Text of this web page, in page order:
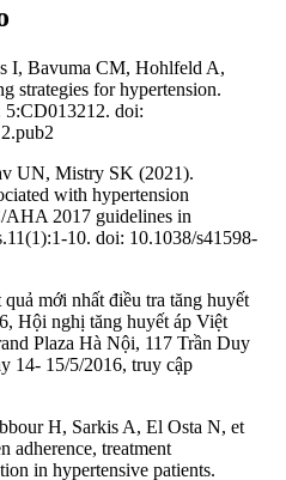
I, Bavuma CM, Hohlfeld A,
strategies for hypertension.
5:CD013212. doi:
UN, Mistry SK (2021).
with hypertension
AHA 2017 guidelines in
10. doi: 10.1038/s41598-
mới nhất điều tra tăng huyết
Hội nghị tăng huyết áp Việt
Plaza Hà Nội, 117 Trần Duy
14- 15/5/2016, truy cập
H, Sarkis A, El Osta N, et
adherence, treatment
in hypertensive patients.